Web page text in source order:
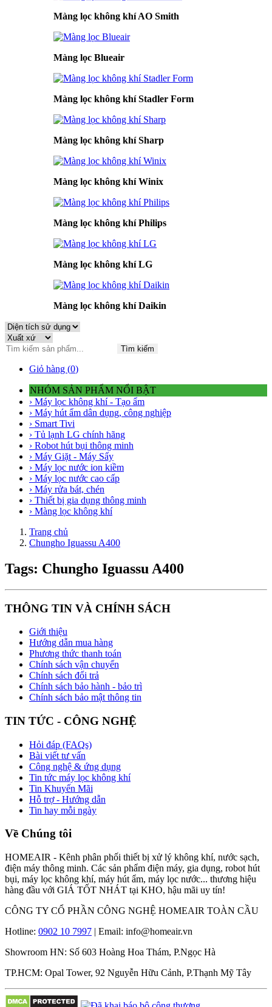
Màng lọc không khí AO Smith
Màng lọc Blueair
Màng lọc không khí Stadler Form
Màng lọc không khí Sharp
Màng lọc không khí Winix
Màng lọc không khí Philips
Màng lọc không khí LG
Màng lọc không khí Daikin
Tìm kiếm
Giỏ hàng (0)
NHÓM SẢN PHẨM NỔI BẬT
› Máy lọc không khí - Tạo ẩm
› Máy hút ẩm dân dụng, công nghiệp
› Smart Tivi
› Tủ lạnh LG chính hãng
› Robot hút bụi thông minh
› Máy Giặt - Máy Sấy
› Máy lọc nước ion kiềm
› Máy lọc nước cao cấp
› Máy rửa bát, chén
› Thiết bị gia dụng thông minh
› Màng lọc không khí
Trang chủ
Chungho Iguassu A400
Tags: Chungho Iguassu A400
THÔNG TIN VÀ CHÍNH SÁCH
Giới thiệu
Hướng dẫn mua hàng
Phương thức thanh toán
Chính sách vận chuyển
Chính sách đổi trả
Chính sách bảo hành - bảo trì
Chính sách bảo mật thông tin
TIN TỨC - CÔNG NGHỆ
Hỏi đáp (FAQs)
Bài viết tư vấn
Công nghệ & ứng dụng
Tin tức máy lọc không khí
Tin Khuyến Mãi
Hỗ trợ - Hướng dẫn
Tin hay mỗi ngày
Về Chúng tôi
HOMEAIR - Kênh phân phối thiết bị xử lý không khí, nước sạch,
điện máy thông minh. Các sản phẩm điện máy, gia dụng, robot hút
bụi, máy lọc không khí, máy hút ẩm, máy lọc nước... thương hiệu
hàng đầu với GIÁ TỐT NHÁT tại KHO, hậu mãi uy tín!
CÔNG TY CỔ PHẦN CÔNG NGHỆ HOMEAIR TOÀN CẦU
Hotline: 0902 10 7997 | Email: info@homeair.vn
Showroom HN: Số 603 Hoàng Hoa Thám, P.Ngọc Hà
TP.HCM: Opal Tower, 92 Nguyễn Hữu Cảnh, P.Thạnh Mỹ Tây